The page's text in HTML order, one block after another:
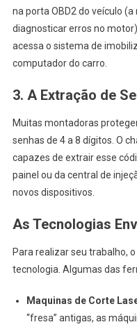
na porta OBD2 do veículo
diagnosticar erros no
acessa o sistema de
computador do carro.
3. A Extração de
Muitas montadoras
senhas de 4 a 8 dígitos. O
capazes de extrair esse
painel ou da central de
novos dispositivos.
As Tecnologias
Para realizar seu trabalho,
tecnologia. Algumas das
Maquinas de Corte
“fresa” antigas, as